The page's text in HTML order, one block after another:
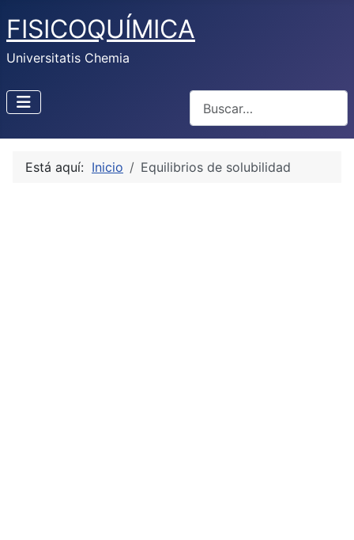
FISICOQUÍMICA
Universitatis Chemia
Está aquí: Inicio Equilibrios de solubilidad